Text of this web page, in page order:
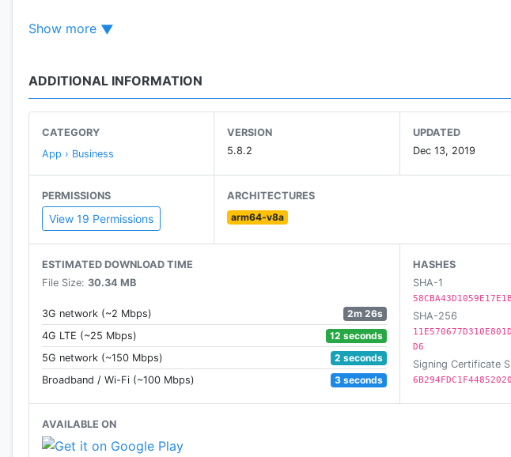
почтальоном на дом
– Создание бланка извещения ф. 22 для отправлений
Поиск отделений:
– Поиск ближайших или по адресу
– Поиск на карте
– Построение маршрута до выбранного отделения
– Онлайн чат с сотрудником Почты
– Оценка работы отделений
– Сообщение о неточных данных об отделениях
А также:
– Регистрация и вход в Личный кабинет Почты России
– Поиск почтового индекса по адресу дома
– Email-подписка на изменения статусов отправлений
– Уведомление о приближении к отделению, в котором ожидает
– Настройка режима “Тихие часы” для уведомлений
Show more
ADDITIONAL INFORMATION
CATEGORY
App › Business
VERSION
5.8.2
UPDATED
Dec 13, 2019
PERMISSIONS
View 19 Permissions
ARCHITECTURES
arm64-v8a
ESTIMATED DOWNLOAD TIME
File Size: 30.34 MB
3G network (~2 Mbps)
2m 26s
4G LTE (~25 Mbps)
12 seconds
5G network (~150 Mbps)
2 seconds
Broadband / Wi-Fi (~100 Mbps)
3 seconds
HASHES
SHA-1
SHA-256
D6
Signing Certificate
AVAILABLE ON